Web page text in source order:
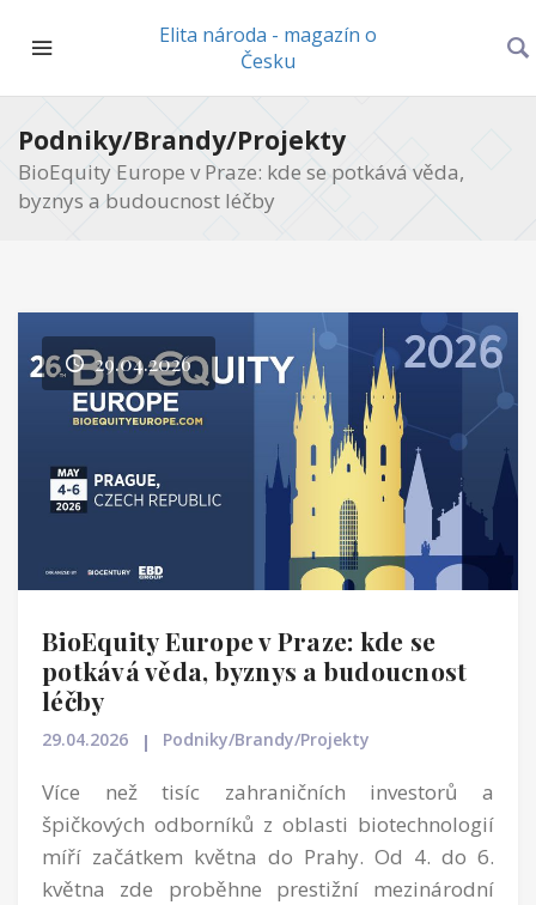
Elita národa - magazín o
Česku
Podniky/Brandy/Projekty
BioEquity Europe v Praze: kde se potkává věda,
byznys a budoucnost léčby
29.04.2026
BioEquity Europe v Praze: kde se
potkává věda, byznys a budoucnost
léčby
29.04.2026 Podniky/Brandy/Projekty
Více než tisíc zahraničních investorů a
špičkových odborníků z oblasti biotechnologií
míří začátkem května do Prahy. Od 4. do 6.
května zde proběhne prestižní mezinárodní